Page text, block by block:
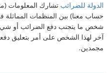
الدولة للضرائب تشارك المعلومات
حساب معنا) بين المنظمات المماثلة
شخص ما يتجنب دفع الضرائب أو
آخر لهذا الشخص على أمر بتعليق
مجمدين.